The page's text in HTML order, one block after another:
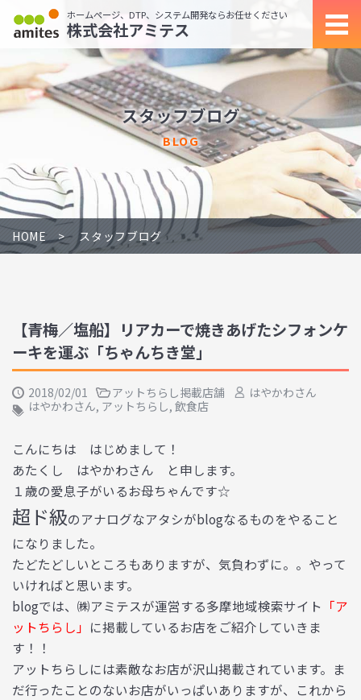
ホームページ、DTP、システム開発ならお任せください
株式会社アミテス
スタッフブログ
BLOG
HOME スタッフブログ
【青梅／塩船】リアカーで焼きあげたシフォンケ
ーキを運ぶ「ちゃんちき堂」
2018/02/01 アットちらし掲載店舗
はやかわさん
はやかわさん, アットちらし, 飲食店
こんにちは はじめまして！
あたくし はやかわさん と申します。
１歳の愛息子がいるお母ちゃんです☆
超ド級のアナログなアタシがblogなるものをやること
になりました。
たどたどしいところもありますが、気負わずに。。やって
いければと思います。
blogでは、㈱アミテスが運営する多摩地域検索サイト 「ア
ットちらし」 に掲載しているお店をご紹介していきま
す！！
アットちらしには素敵なお店が沢山掲載されています。ま
だ行ったことのないお店がいっぱいありますが、これから